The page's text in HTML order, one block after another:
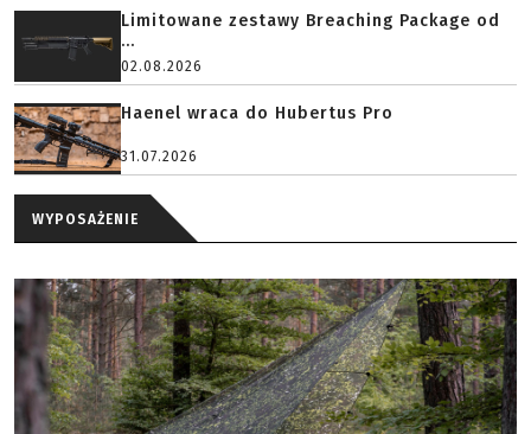
Limitowane zestawy Breaching Package od
...
02.08.2026
Haenel wraca do Hubertus Pro
31.07.2026
WYPOSAŻENIE